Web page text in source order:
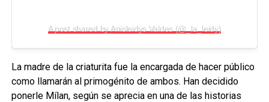
A post shared by Anisleidys Valdes (@_la_leidy)
La madre de la criaturita fue la encargada de hacer público
como llamarán al primogénito de ambos. Han decidido
ponerle Mílan, según se aprecia en una de las historias